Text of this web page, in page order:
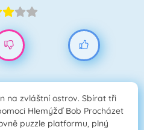
na zvláštní ostrov. Sbírat tři
Hlemýžď Bob Procházet
puzzle platformu, plný